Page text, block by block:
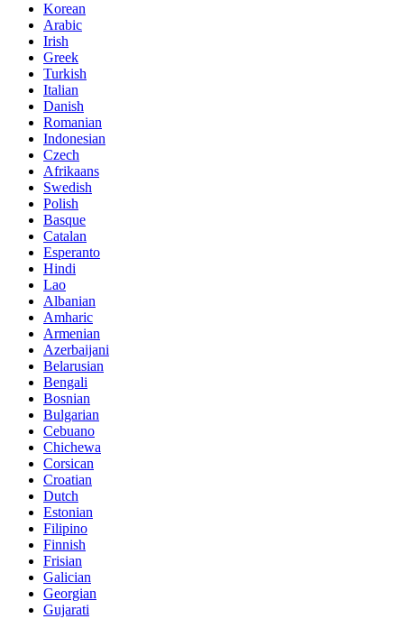
Korean
Arabic
Irish
Greek
Turkish
Italian
Danish
Romanian
Indonesian
Czech
Afrikaans
Swedish
Polish
Basque
Catalan
Esperanto
Hindi
Lao
Albanian
Amharic
Armenian
Azerbaijani
Belarusian
Bengali
Bosnian
Bulgarian
Cebuano
Chichewa
Corsican
Croatian
Dutch
Estonian
Filipino
Finnish
Frisian
Galician
Georgian
Gujarati